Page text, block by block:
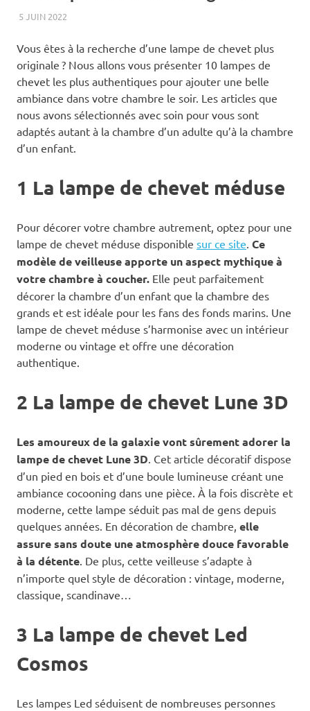
5 JUIN 2022
Vous êtes à la recherche d’une lampe de chevet plus
originale ? Nous allons vous présenter 10 lampes de
chevet les plus authentiques pour ajouter une belle
ambiance dans votre chambre le soir. Les articles que
nous avons sélectionnés avec soin pour vous sont
adaptés autant à la chambre d’un adulte qu’à la chambre
d’un enfant.
1 La lampe de chevet méduse
Pour décorer votre chambre autrement, optez pour une
lampe de chevet méduse disponible sur ce site. Ce
modèle de veilleuse apporte un aspect mythique à
votre chambre à coucher. Elle peut parfaitement
décorer la chambre d’un enfant que la chambre des
grands et est idéale pour les fans des fonds marins. Une
lampe de chevet méduse s’harmonise avec un intérieur
moderne ou vintage et offre une décoration
authentique.
2 La lampe de chevet Lune 3D
Les amoureux de la galaxie vont sûrement adorer la
lampe de chevet Lune 3D. Cet article décoratif dispose
d’un pied en bois et d’une boule lumineuse créant une
ambiance cocooning dans une pièce. À la fois discrète et
moderne, cette lampe séduit pas mal de gens depuis
quelques années. En décoration de chambre, elle
assure sans doute une atmosphère douce favorable
à la détente. De plus, cette veilleuse s’adapte à
n’importe quel style de décoration : vintage, moderne,
classique, scandinave…
3 La lampe de chevet Led
Cosmos
Les lampes Led séduisent de nombreuses personnes